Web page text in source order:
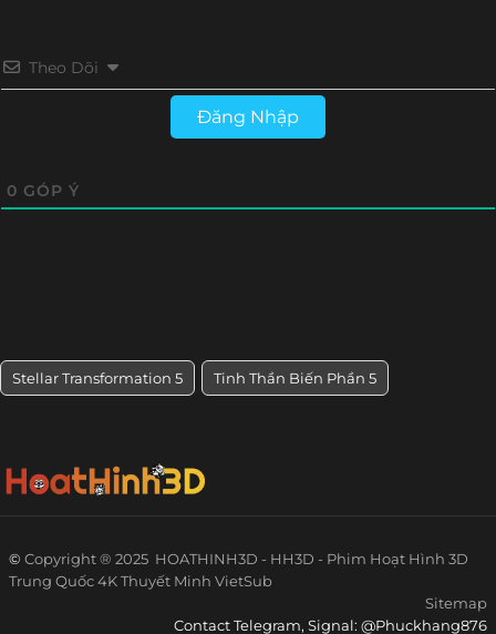
Theo Dõi
Đăng Nhập
0 GÓP Ý
Stellar Transformation 5 Tinh Thần Biến Phần 5
© Copyright ® 2025 HOATHINH3D - HH3D - Phim Hoạt Hình 3D
Trung Quốc 4K Thuyết Minh VietSub
Sitemap
Contact Telegram, Signal: @Phuckhang876